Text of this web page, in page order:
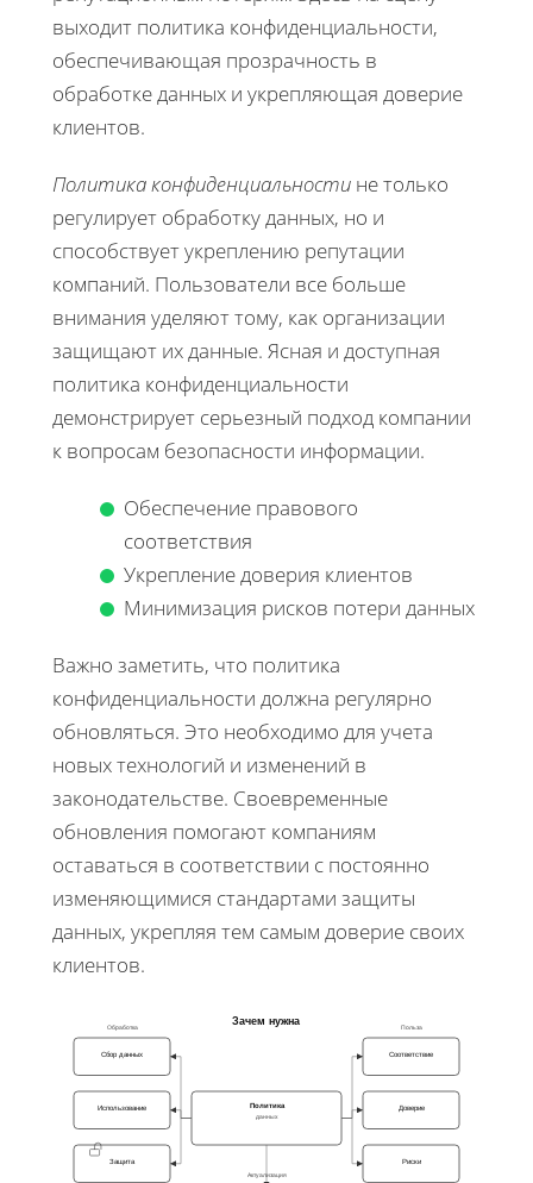
выходит политика конфиденциальности,
обеспечивающая прозрачность в
обработке данных и укрепляющая доверие
клиентов.
Политика конфиденциальности не только
регулирует обработку данных, но и
способствует укреплению репутации
компаний. Пользователи все больше
внимания уделяют тому, как организации
защищают их данные. Ясная и доступная
политика конфиденциальности
демонстрирует серьезный подход компании
к вопросам безопасности информации.
Обеспечение правового
соответствия
Укрепление доверия клиентов
Минимизация рисков потери данных
Важно заметить, что политика
конфиденциальности должна регулярно
обновляться. Это необходимо для учета
новых технологий и изменений в
законодательстве. Своевременные
обновления помогают компаниям
оставаться в соответствии с постоянно
изменяющимися стандартами защиты
данных, укрепляя тем самым доверие своих
клиентов.
Зачем нужна
Сбор данных
Использование
Защита
Политика
данных
Соответствие
Доверие
Риски
Обработка Польза
Актуализация